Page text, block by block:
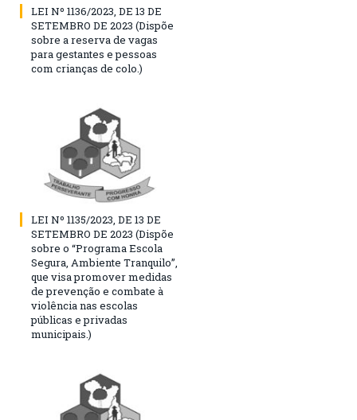
LEI Nº 1136/2023, DE 13 DE
SETEMBRO DE 2023 (Dispõe
sobre a reserva de vagas
para gestantes e pessoas
com crianças de colo.)
LEI Nº 1135/2023, DE 13 DE
SETEMBRO DE 2023 (Dispõe
sobre o “Programa Escola
Segura, Ambiente Tranquilo”,
que visa promover medidas
de prevenção e combate à
violência nas escolas
públicas e privadas
municipais.)